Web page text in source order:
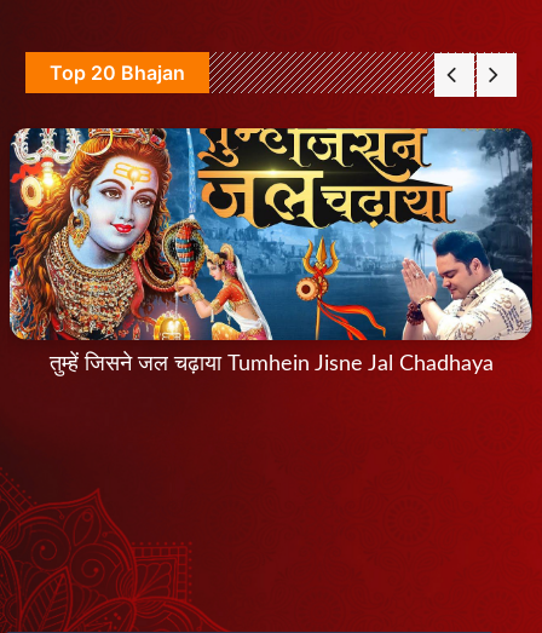
Top 20 Bhajan
तुम्हें जिसने जल चढ़ाया Tumhein Jisne Jal Chadhaya